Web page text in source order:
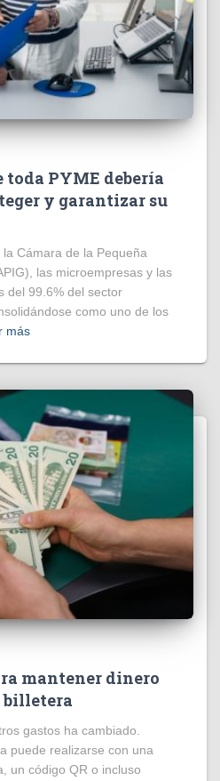
toda PYME debería
y garantizar su
Cámara de la Pequeña
las microempresas y las
del 99.6% del sector
como uno de los
más
mantener dinero
billetera
gastos ha cambiado.
puede realizarse con una
un código QR o incluso